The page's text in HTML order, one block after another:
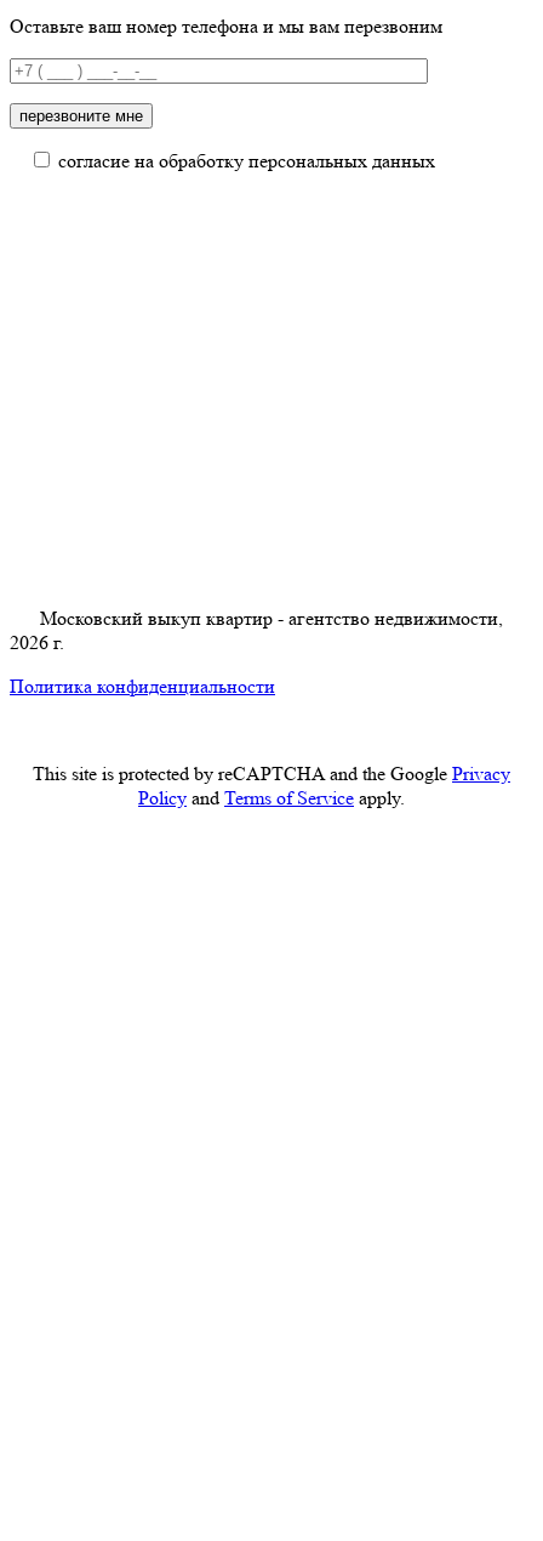
Оставьте ваш номер телефона и мы вам перезвоним
согласие на обработку персональных данных
Московский выкуп квартир - агентство недвижимости,
2026 г.
Политика конфиденциальности
This site is protected by reCAPTCHA and the Google Privacy
Policy and Terms of Service apply.